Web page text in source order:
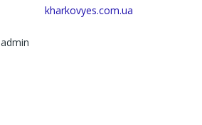
kharkovyes.com.ua
admin